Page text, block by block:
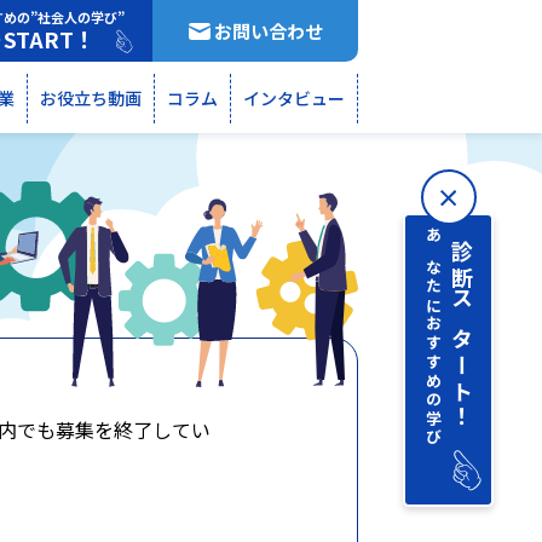
お役立ち動画 コラム インタビュー
の”社会人の学び”
START！ お問い合わせ
でも募集を終了してい
あなたにおすすめの学び診断 スタート！